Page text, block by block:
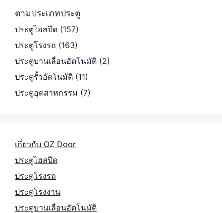
ตามประเภทประตู
ประตูไฮสปีด (157)
ประตูโรงรถ (163)
ประตูบานเลื่อนอัตโนมัติ (2)
ประตูรั้วอัตโนมัติ (11)
ประตูอุตสาหกรรม (7)
เกี่ยวกับ OZ Door
ประตูไฮสปีด
ประตูโรงรถ
ประตูโรงงาน
ประตูบานเลื่อนอัตโนมัติ